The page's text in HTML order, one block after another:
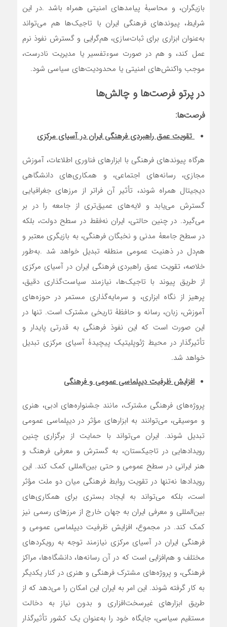
بازیگران، و محاسبۀ پیامدهای امنیتی همراه باشد .در این
شرایط، پیوندهای فرهنگی ایران با تاجیک‌ها هم می‌تواند
به‌عنوان ابزاری برای ثبات‌سازی، هم‌گرایی و گسترش نفوذ نرم
عمل کند، و هم در صورت سوءتفسیر یا مدیریت نادرست،
موجب واکنش‌های امنیتی یا محدودیت‌های سیاسی شود.
در پرتو فرصت‌ها و چالش‌ها
فرصت‌ها:
تقویت عمق راهبردی فرهنگی ایران در آسیای مرکزی
هرگاه پیوندهای فرهنگی با ابزارهای فناوری اطلاعات، آموزش
مجازی، رسانه‌های اجتماعی، و همکاری‌های دانشگاهی
دیجیتال همراه شوند، تأثیر آن فراتر از مرزهای جغرافیایی
گسترش می‌یابد و لایه‌های عمیق‌تری از جامعه را در بر
می‌گیرد. در چنین حالتی، ایران نه‌فقط در سطح دولت، بلکه
در سطح جامعۀ مدنی و نخبگان فرهنگی، به بازیگری معتبر و
هم‌دل در ذهنیت عمومی منطقه تبدیل خواهد شد .به‌طور
خلاصه، تقویت عمق راهبردی فرهنگی ایران در آسیای مرکزی
از طریق پیوند با تاجیک‌ها، نیازمند سیاست‌گذاری دقیق،
پرهیز از نگاه ابزاری، و سرمایه‌گذاری مستمر در حوزه‌های
آموزش، زبان، رسانه و حافظۀ تاریخی مشترک است. تنها در
این صورت است که این نفوذ فرهنگی به قدرتی پایدار و
تأثیرگذار در محیط ژئوپلیتیک پیچیدۀ آسیای مرکزی تبدیل
خواهد شد.
افزایش ظرفیت دیپلماسی عمومی و فرهنگی
پروژه‌های فرهنگی مشترک، مانند جشنواره‌های ادبی، هنری
و موسیقی، می‌توانند به ابزارهای مؤثر در دیپلماسی عمومی
تبدیل شوند. ایران می‌تواند با حمایت از برگزاری چنین
رویدادهایی در تاجیکستان، به گسترش و معرفی فرهنگ و
هنر ایرانی در سطح عمومی و حتی بین‌المللی کمک کند. این
رویدادها نه‌تنها در تقویت روابط فرهنگی میان دو ملت مؤثر
است، بلکه می‌تواند به ایجاد بستری برای همکاری‌های
بین‌المللی و معرفی ایران به جهان خارج از مرزهای رسمی نیز
کمک کند. در مجموع، افزایش ظرفیت دیپلماسی عمومی و
فرهنگی ایران در آسیای مرکزی نیازمند توجه به رویکردهای
مختلف و هم‌افزایی است که در آن رسانه‌ها، دانشگاه‌ها، مراکز
فرهنگی، و پروژه‌های مشترک فرهنگی و هنری در کنار یکدیگر
به کار گرفته شوند. این امر به ایران این امکان را می‌دهد که از
طریق ابزارهای غیرسخت‌افزاری و بدون نیاز به دخالت
مستقیم سیاسی، جایگاه خود را به‌عنوان یک کشور تأثیرگذار